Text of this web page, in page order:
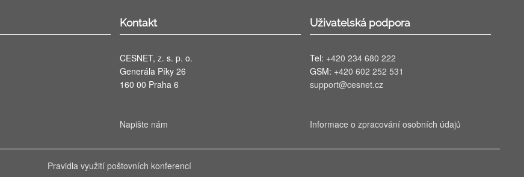
Kontakt
CESNET, z. s. p. o.
Generála Píky 26
160 00 Praha 6
Napište nám
Uživatelská podpora
Tel: +420 234 680 222
GSM: +420 602 252 531
support@cesnet.cz
Informace o zpracování osobních údajů
Pravidla využití poštovních konferencí